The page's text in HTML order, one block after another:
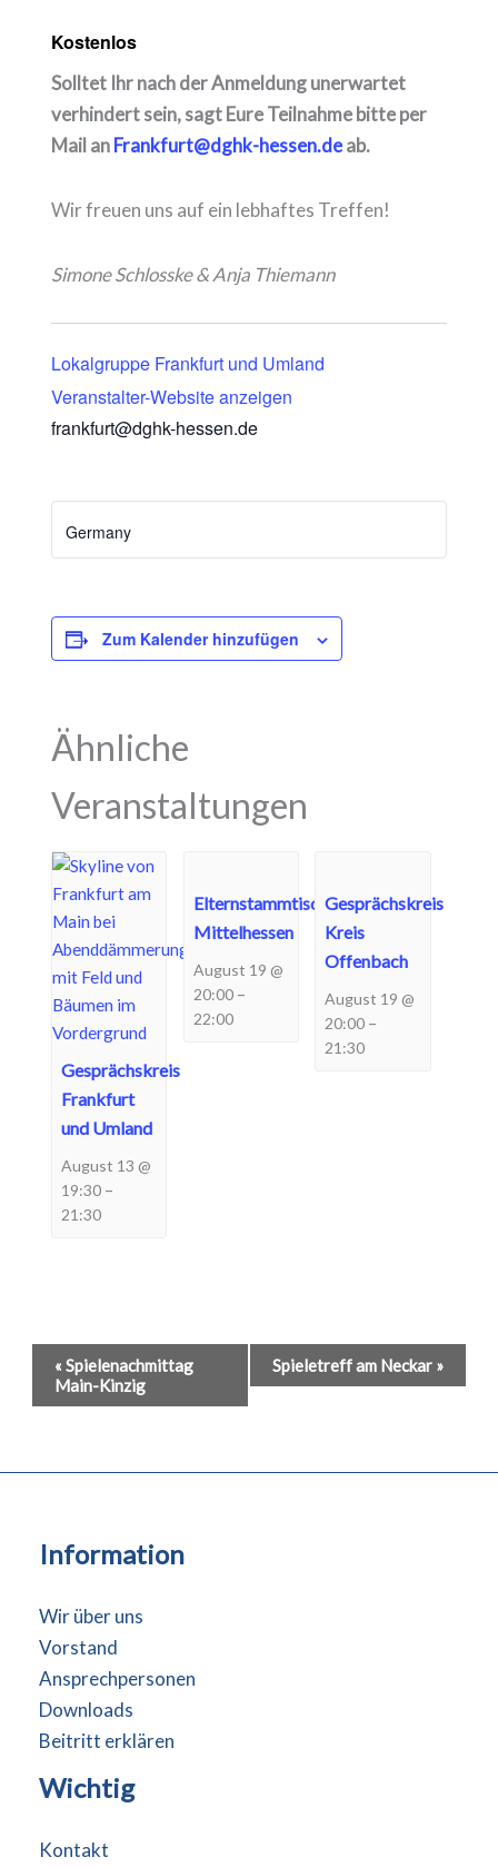
Kostenlos
Solltet Ihr nach der Anmeldung unerwartet
verhindert sein, sagt Eure Teilnahme bitte per
Mail anFrankfurt@dghk-hessen.deab.
Wir freuen uns auf ein lebhaftes Treffen!
Simone Schlosske & Anja Thiemann
Lokalgruppe Frankfurt und Umland
Veranstalter-Website anzeigen
frankfurt@dghk-hessen.de
Germany
Zum Kalender hinzufügen
Ähnliche
Veranstaltungen
Gesprächskreis
Frankfurt
und Umland
August 13 @
19:30 –
21:30
Elternstammtisch
Mittelhessen
August 19 @
20:00–
22:00
Gesprächskreis
Kreis
Offenbach
August 19 @
20:00 –
21:30
Veranstaltung-
Navigation
« Spielenachmittag
Main-Kinzig
Spieletreff am Neckar »
Information
Wir über uns
Vorstand
Ansprechpersonen
Downloads
Beitritt erklären
Wichtig
Kontakt